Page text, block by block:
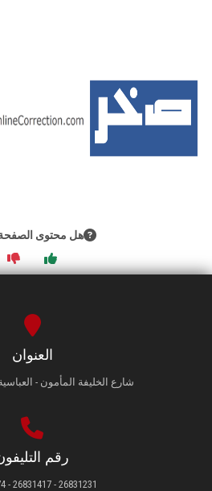
هل محتوى
العنوان
شارع الخليفة المأمون -
رقم
26831231 - 26831417 - 26831474